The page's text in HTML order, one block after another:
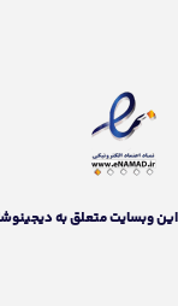
اين وبسايت متعلق به